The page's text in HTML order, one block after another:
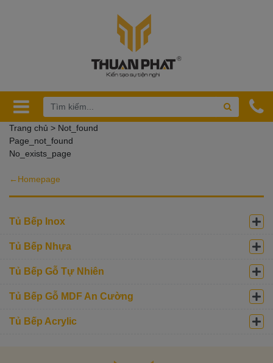
Trang chủ > Not_found
Page_not_found
No_exists_page
←Homepage
Tủ Bếp Inox
Tủ Bếp Nhựa
Tủ Bếp Gỗ Tự Nhiên
Tủ Bếp Gỗ MDF An Cường
Tủ Bếp Acrylic